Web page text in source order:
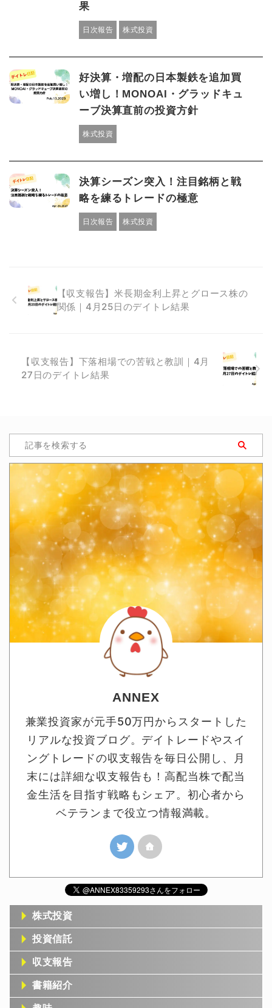
果
日次報告 株式投資
好決算・増配の日本製鉄を追加買
い増し！MONOAI・グラッドキュ
ーブ決算直前の投資方針
株式投資
決算シーズン突入！注目銘柄と戦
略を練るトレードの極意
日次報告 株式投資
【収支報告】米長期金利上昇とグロース株の
関係｜4月25日のデイトレ結果
【収支報告】下落相場での苦戦と教訓｜4月
27日のデイトレ結果
ANNEX
兼業投資家が元手50万円からスタートした
リアルな投資ブログ。デイトレードやスイ
ングトレードの収支報告を毎日公開し、月
末には詳細な収支報告も！高配当株で配当
金生活を目指す戦略もシェア。初心者から
ベテランまで役立つ情報満載。
株式投資
投資信託
収支報告
書籍紹介